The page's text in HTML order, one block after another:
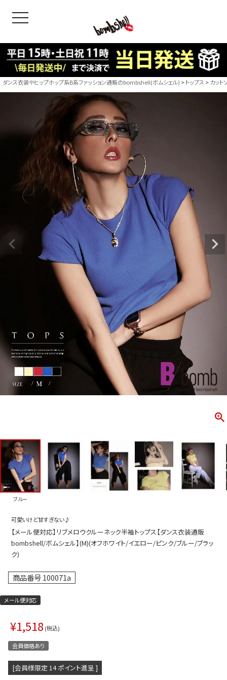
toggle navigation
＝ボムシェル】はダンス衣装専門ブランド。
衣装ならお任せ！オリジナル衣装やダンス衣装のトータル
ィネートのご提案。 ボムシェルならではの最新で斬新な
えをお届け。 撮影で使用してる小物や靴などダンサー必
ーデはイメージしやすく、全てボムシェルでご購入可能。
とは差別化出来るしっかりした衣装のご提案はダンサー
ージ映えを全力で応援してます。
商品一覧
CONTENTS
ス
ス
アップ
ース
インワン／サロペット
ード
ラ・ニップレス
B/bomb
【B/bomb
「これど
好き女子
レッスン
シルエッ
ンなど、
ゃれ女子
新作
トップス
ボトムス
ルームウ
ダンス衣装やヒップホップ系B系ファッション通販のbombshell(ボムシェル) トップス カット
ブルー
可愛いけど甘すぎない♪
【メール便対応】リブメロウクルーネック半袖トップス【ダンス衣装通販
bombshell/ボムシェル】(M)(オフホワイト/イエロー/ピンク/ブルー/ブラッ
ク)
商品番号100071a
メール便対応
¥1,518 税込
会員価格あり
[会員様限定 14 ポイント進呈 ]